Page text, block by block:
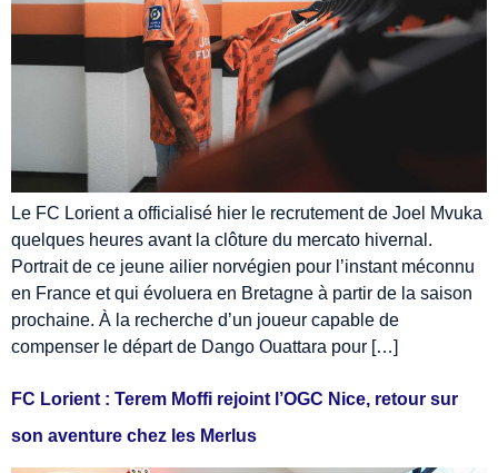
Le FC Lorient a officialisé hier le recrutement de Joel Mvuka
quelques heures avant la clôture du mercato hivernal.
Portrait de ce jeune ailier norvégien pour l’instant méconnu
en France et qui évoluera en Bretagne à partir de la saison
prochaine. À la recherche d’un joueur capable de
compenser le départ de Dango Ouattara pour […]
FC Lorient : Terem Moffi rejoint l’OGC Nice, retour sur
son aventure chez les Merlus